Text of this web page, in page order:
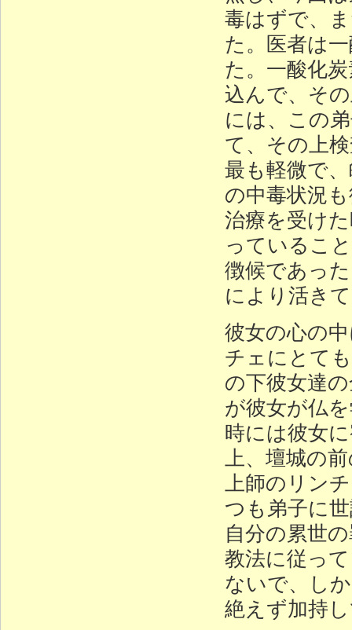
毒はずで、
た。医者は
た。一酸化
込んで、そ
には、この
て、その上
最も軽微で
の中毒状況
治療を受け
っているこ
徴候であっ
により活き
彼女の心の
チェにとて
の下彼女達
が彼女が仏
時には彼女
上、壇城の
上師のリン
つも弟子に
自分の累世
教法に従っ
ないで、し
絶えず加持